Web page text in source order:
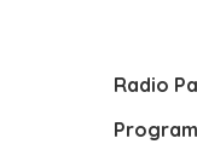
Radio